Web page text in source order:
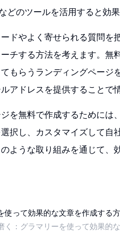
どのツールを活用すると効果
ドやよく寄せられる質問を
チする方法を考えます。無
もらうランディングページ
アドレスを提供することで
を無料で作成するためには
択し、カスタマイズして自
ような取り組みを通じて、
く：グラマリーを使って効果的